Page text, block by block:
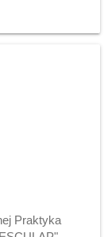
Praktyka